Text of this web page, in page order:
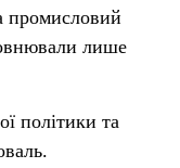
промисловий
лише
політики та